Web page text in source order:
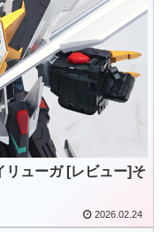
ューガ [レビュー]そ
2026.02.24